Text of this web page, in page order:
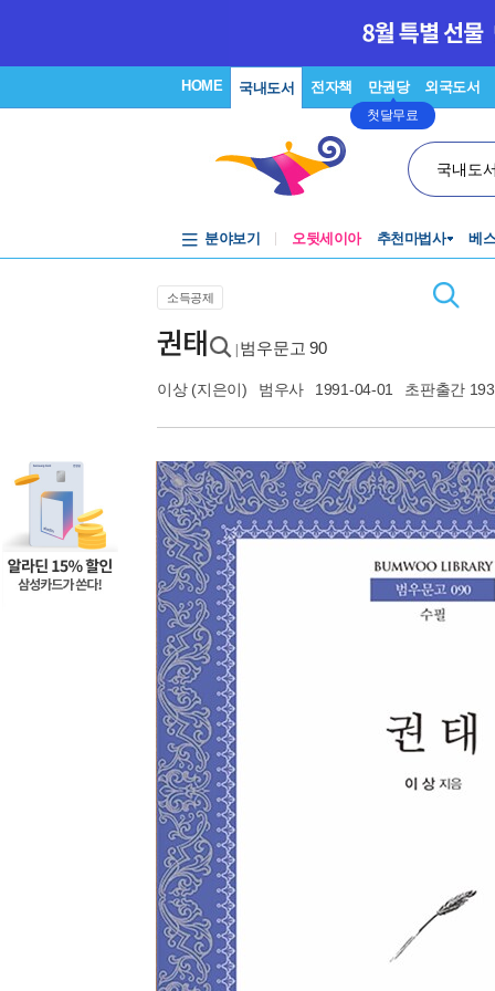
HOME 국내도서 전자책 만권당
첫달무료
외국도서
국내도
분야보기 오뒷세이아 추천마법사 베
소득공제
권태 범우문고 90
이상(지은이) 범우사 1991-04-01 초판출간